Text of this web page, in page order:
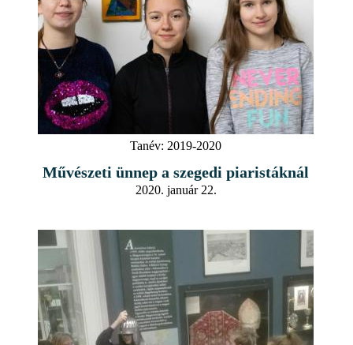
Tanév: 2019-2020
Művészeti ünnep a szegedi piaristáknál
2020. január 22.